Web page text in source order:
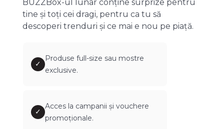
BUZZBox-ul lunar conține surprize pentru
tine și toți cei dragi, pentru ca tu să
descoperi trenduri și ce mai e nou pe piață.
✓
Produse full-size sau mostre
exclusive.
✓
Acces la campanii și vouchere
promoționale.